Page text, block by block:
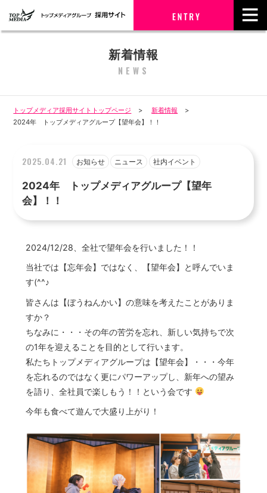
新着情報
NEWS
トップメディア採用サイトトップページ
新着情報
2024年 トップメディアグループ【望年会】！！
2025.04.21 お知らせ ニュース 社内イベント
2024年 トップメディアグループ【望年
会】！！
2024/12/28、全社で望年会を行いました！！
当社では【忘年会】ではなく、【望年会】と呼んでいま
す(^^♪
皆さんは【ぼうねんかい】の意味を考えたことがありま
すか？
ちなみに・・・その年の苦労を忘れ、新しい気持ちで次
の1年を迎えることを目的として行います。
私たちトップメディアグループは【望年会】・・・今年
を忘れるのではなく更にパワーアップし、新年への望み
を語り、全社員で楽しもう！！という会です
今年も食べて遊んで大盛り上がり！